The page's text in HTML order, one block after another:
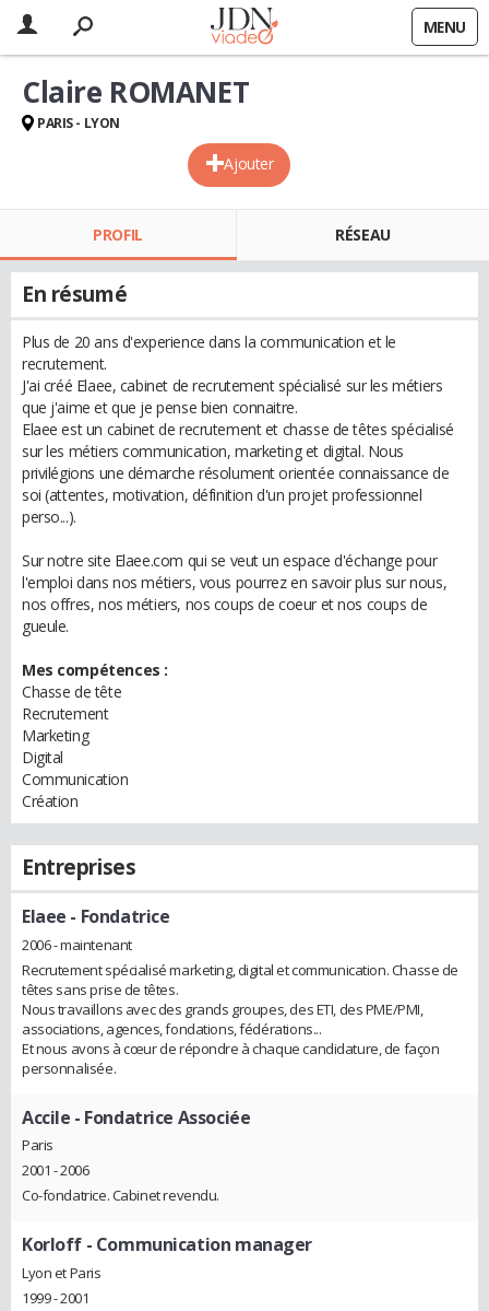
MENU
Ajouter
Claire ROMANET
PARIS - LYON
PROFIL RÉSEAU
En résumé
Plus de 20 ans d'experience dans la communication et le
recrutement.
J'ai créé Elaee, cabinet de recrutement spécialisé sur les métiers
que j'aime et que je pense bien connaitre.
Elaee est un cabinet de recrutement et chasse de têtes spécialisé
sur les métiers communication, marketing et digital. Nous
privilégions une démarche résolument orientée connaissance de
soi (attentes, motivation, définition d'un projet professionnel
perso...).
Sur notre site Elaee.com qui se veut un espace d'échange pour
l'emploi dans nos métiers, vous pourrez en savoir plus sur nous,
nos offres, nos métiers, nos coups de coeur et nos coups de
gueule.
Mes compétences :
Chasse de tête
Recrutement
Marketing
Digital
Communication
Création
Entreprises
Elaee - Fondatrice
2006 - maintenant
Recrutement spécialisé marketing, digital et communication. Chasse de
têtes sans prise de têtes.
Nous travaillons avec des grands groupes, des ETI, des PME/PMI,
associations, agences, fondations, fédérations...
Et nous avons à cœur de répondre à chaque candidature, de façon
personnalisée.
Accile - Fondatrice Associée
Paris
2001 - 2006
Co-fondatrice. Cabinet revendu.
Korloff - Communication manager
Lyon et Paris
1999 - 2001